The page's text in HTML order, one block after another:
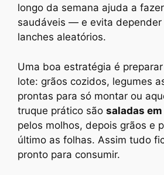
longo da semana ajuda a
saudáveis — e evita depender
lanches aleatórios.
Uma boa estratégia é
lote: grãos cozidos, legumes
prontas para só montar ou
truque prático são saladas
pelos molhos, depois grãos e
último as folhas. Assim tudo
pronto para consumir.